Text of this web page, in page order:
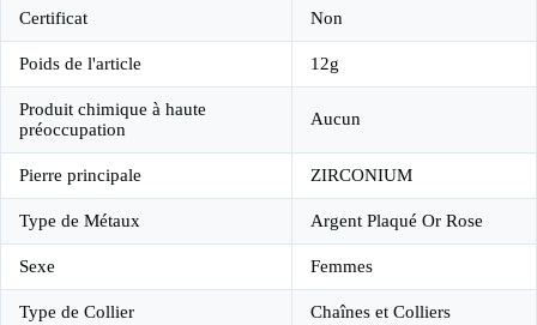
Certificat Non
Poids de l'article 12g
Produit chimique à haute
préoccupation
Aucun
Pierre principale ZIRCONIUM
Type de Métaux Argent Plaqué Or Rose
Sexe Femmes
Type de Collier Chaînes et Colliers